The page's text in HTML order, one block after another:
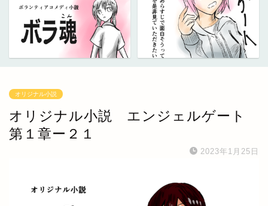
オリジナル小説
オリジナル小説 エンジェルゲート
第１章ー２１
2023年1月25日